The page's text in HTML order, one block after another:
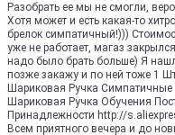
Разобрать ее мы не смогли,
Хотя может и есть какая-то
брелок симпатичный!)))
уже не работает, магаз
надо было брать больше) Я
позже закажу и по ней тоже 1
Шариковая Ручка
Шариковая Ручка Обучения
Принадлежности http://
Всем приятного вечера и до